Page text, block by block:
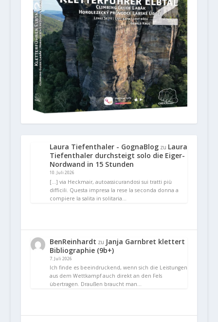
Laura Tiefenthaler - GognaBlogzu Laura
Tiefenthaler durchsteigt solo die Eiger-
Nordwand in 15 Stunden
10. Juli 2026
[…] via Heckmair, autoassicurandosi sui tratti più
difficili. Questa impresa la rese la seconda donna a
compiere la salita in solitaria…
BenReinhardt zu Janja Garnbret klettert
Bibliographie (9b+)
7. Juli 2026
Ich finde es beeindruckend, wenn sich die Leistungen
aus dem Wettkampf auch direkt an den Fels
übertragen. Draußen braucht man…